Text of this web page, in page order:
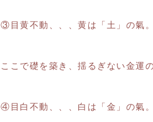
③目黄不動、、、黄は「土」の氣
ここで礎を築き、揺るぎない金運
④目白不動、、、白は「金」の氣